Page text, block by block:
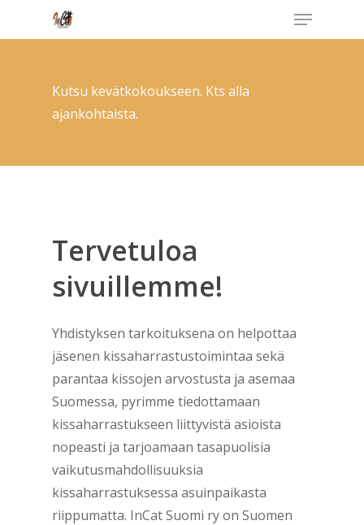
Menu
Kutsu kevätkokoukseen. Kts alla
ajankohtaista.
Tervetuloa
sivuillemme!
Yhdistyksen tarkoituksena on helpottaa
jäsenen kissaharrastustoimintaa sekä
parantaa kissojen arvostusta ja asemaa
Suomessa, pyrimme tiedottamaan
kissaharrastukseen liittyvistä asioista
nopeasti ja tarjoamaan tasapuolisia
vaikutusmahdollisuuksia
kissaharrastuksessa asuinpaikasta
riippumatta. InCat Suomi ry on Suomen